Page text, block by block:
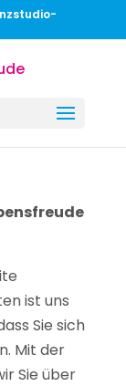
ist uns
Sie sich
Mit der
Sie über